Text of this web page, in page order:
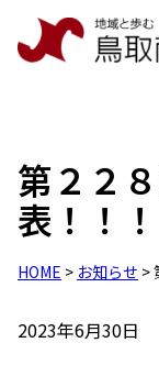
第２２
表！！！
HOME > お知らせ >
2023年6月30日